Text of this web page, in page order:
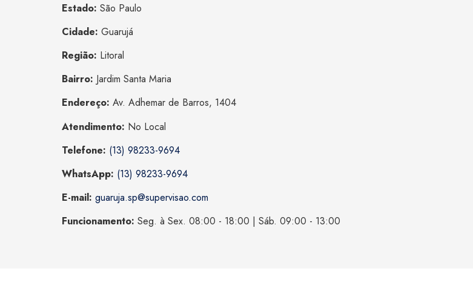
Estado: São Paulo
Cidade: Guarujá
Região: Litoral
Bairro: Jardim Santa Maria
Endereço: Av. Adhemar de Barros, 1404
Atendimento: No Local
Telefone: (13) 98233-9694
WhatsApp: (13) 98233-9694
E-mail: guaruja.sp@supervisao.com
Funcionamento: Seg. à Sex. 08:00 - 18:00 | Sáb. 09:00 - 13:00